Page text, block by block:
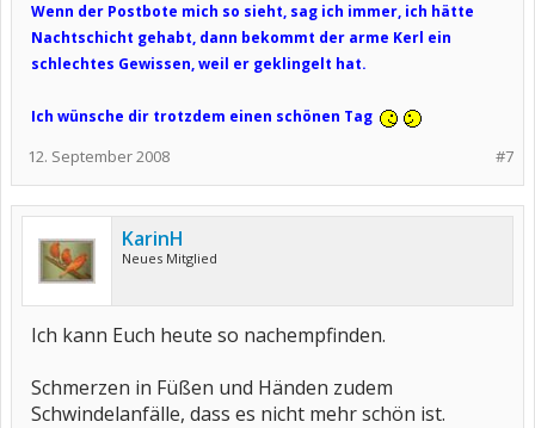
Wenn der Postbote mich so sieht, sag ich immer, ich hätte
Nachtschicht gehabt, dann bekommt der arme Kerl ein
schlechtes Gewissen, weil er geklingelt hat.
Ich wünsche dir trotzdem einen schönen Tag
#7
12. September 2008
KarinH
Neues Mitglied
Ich kann Euch heute so nachempfinden.
Schmerzen in Füßen und Händen zudem
Schwindelanfälle, dass es nicht mehr schön ist.